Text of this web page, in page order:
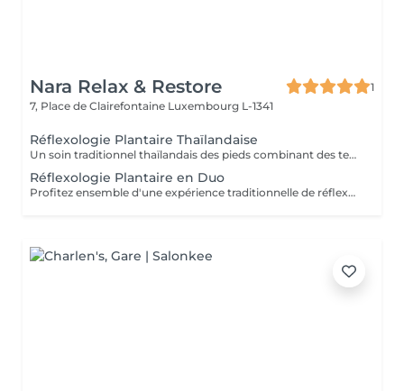
Nara Relax & Restore
1
7, Place de Clairefontaine Luxembourg L-1341
Réflexologie Plantaire Thaïlandaise
Un soin traditionnel thaïlandais des pieds combinant des techniques de massage et de pression appliquées aux pieds et au bas des jambes. Ce traitement relaxant aide à soulager les pieds fatigués, à stimuler la circulation, à réduire le stress et à retrouver une agréable sensation d'équilibre et de confort.
Réflexologie Plantaire en Duo
Profitez ensemble d'une expérience traditionnelle de réflexologie plantaire thaïlandaise. Grâce à des techniques de pression ciblées appliquées aux pieds et au bas des jambes, ce soin relaxant aide à soulager les pieds fatigués, stimuler la circulation et favoriser une agréable sensation d'équilibre et de bien-être.